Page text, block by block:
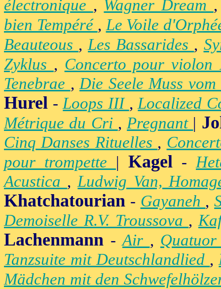
électronique , Wagner Dream
bien Tempéré ,Le Voile
Beauteous ,Les Bassarides ,
Zyklus , Concerto pour
Tenebrae ,Die Seele Muss
Hurel -Loops III ,Localized
Métrique du Cri ,Pregnant |
Cinq Danses Rituelles ,
pour trompette | Kagel -
Acustica ,Ludwig Van,
Khatchatourian - Gayaneh ,
Demoiselle R.V. Troussova ,
Lachenmann -Air ,
Tanzsuite mit Deutschlandlied ,
Mädchen mit den